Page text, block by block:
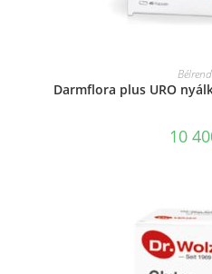
KOSÁRBA
Darmflora plus URO
10